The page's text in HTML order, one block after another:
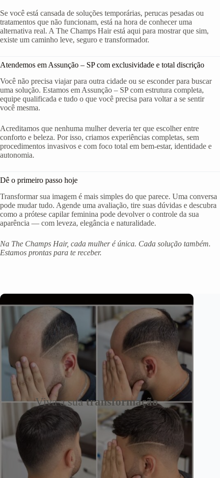
Se você está cansada de soluções temporárias, perucas pesadas ou
tratamentos que não funcionam, está na hora de conhecer uma
alternativa real. A The Champs Hair está aqui para mostrar que sim,
existe um caminho leve, seguro e transformador.
Atendemos em Assunção – SP com exclusividade e total discrição
Você não precisa viajar para outra cidade ou se esconder para buscar
uma solução. Estamos em Assunção – SP com estrutura completa,
equipe qualificada e tudo o que você precisa para voltar a se sentir
você mesma.
Acreditamos que nenhuma mulher deveria ter que escolher entre
conforto e beleza. Por isso, criamos experiências completas, sem
procedimentos invasivos e com foco total em bem-estar, identidade e
autonomia.
Dê o primeiro passo hoje
Transformar sua imagem é mais simples do que parece. Uma conversa
pode mudar tudo. Agende uma avaliação, tire suas dúvidas e descubra
como a prótese capilar feminina pode devolver o controle da sua
aparência — com leveza, elegância e naturalidade.
Na The Champs Hair, cada mulher é única. Cada solução também.
Estamos prontas para te receber.
Viva a suatransformação